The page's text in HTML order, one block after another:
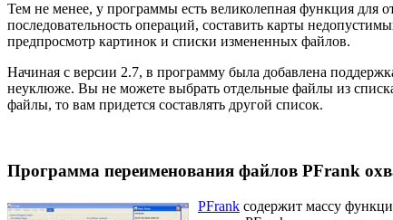
Тем не менее, у программы есть великолепная функция
последовательность операций, составить карты
предпросмотр картинок и списки измененных файлов.
Начиная с версии 2.7, в программу была добавлена
неуклюже. Вы не можете выбрать отдельные файлы из
файлы, то вам придется составлять другой список.
Программа переименования файлов PFrank
PFrank содержит массу